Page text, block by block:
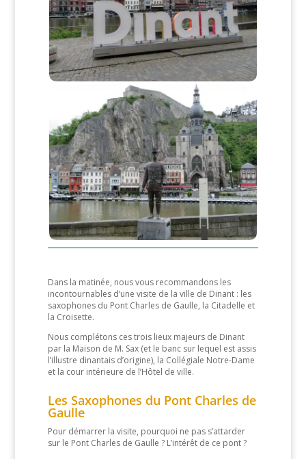
Dans la matinée, nous vous recommandons les
incontournables d’une visite de la ville de Dinant : les
saxophones du Pont Charles de Gaulle, la Citadelle et
la Croisette.
Nous complétons ces trois lieux majeurs de Dinant
par la Maison de M. Sax (et le banc sur lequel est assis
l’illustre dinantais d’origine), la Collégiale Notre-Dame
et la cour intérieure de l’Hôtel de ville.
Les Saxophones du Pont Charles de
Gaulle
Pour démarrer la visite, pourquoi ne pas s’attarder
sur le Pont Charles de Gaulle ? L’intérêt de ce pont ?